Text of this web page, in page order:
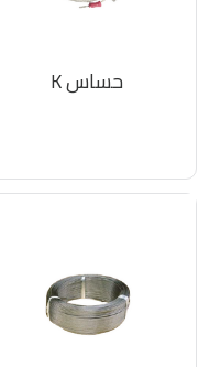
حساس K